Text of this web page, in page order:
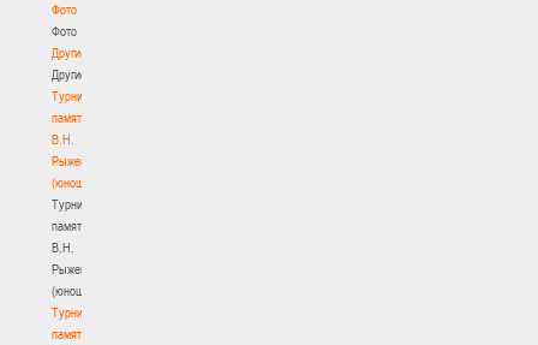
Фото
Фото
Другие
Другие
Турнир
памяти
В.Н.
Рыженкова
(юноши)
Турнир
памяти
В.Н.
Рыженкова
(юноши)
Турнир
памяти